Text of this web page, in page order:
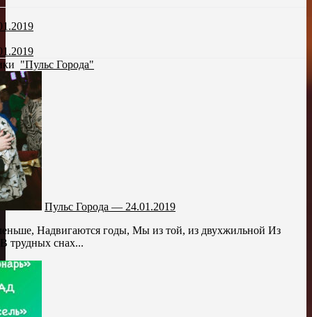
"Пульс Города"
Пульс Города — 24.01.2019
Надвигаются годы, Мы из той, из двухжильной Из
трудных снах...